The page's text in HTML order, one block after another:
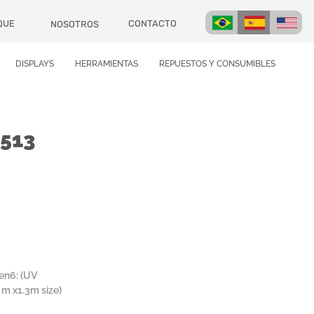
NOSOTROS CONTACTO
DISPLAYS HERRAMIENTAS REPUESTOS Y CONSUMIBLES
(UV
x1.3m size)